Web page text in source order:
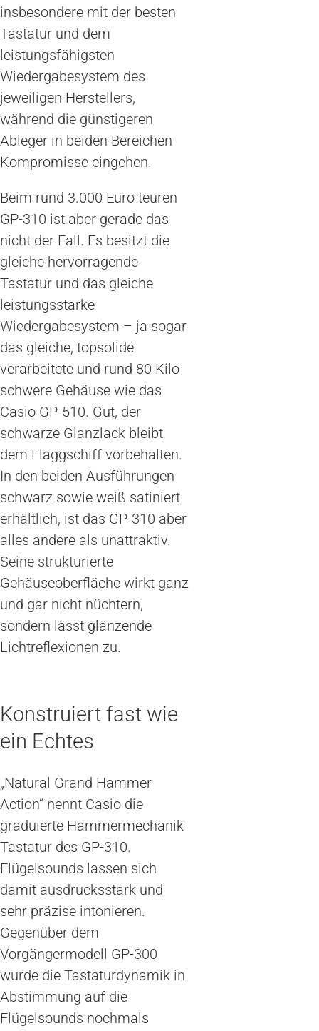
insbesondere mit der besten
Tastatur und dem
leistungsfähigsten
Wiedergabesystem des
jeweiligen Herstellers,
während die günstigeren
Ableger in beiden Bereichen
Kompromisse eingehen.
Beim rund 3.000 Euro teuren
GP-310 ist aber gerade das
nicht der Fall. Es besitzt die
gleiche hervorragende
Tastatur und das gleiche
leistungsstarke
Wiedergabesystem – ja sogar
das gleiche, topsolide
verarbeitete und rund 80 Kilo
schwere Gehäuse wie das
Casio GP-510. Gut, der
schwarze Glanzlack bleibt
dem Flaggschiff vorbehalten.
In den beiden Ausführungen
schwarz sowie weiß satiniert
erhältlich, ist das GP-310 aber
alles andere als unattraktiv.
Seine strukturierte
Gehäuseoberfläche wirkt ganz
und gar nicht nüchtern,
sondern lässt glänzende
Lichtreflexionen zu.
Konstruiert fast wie
ein Echtes
„Natural Grand Hammer
Action“ nennt Casio die
graduierte Hammermechanik-
Tastatur des GP-310.
Flügelsounds lassen sich
damit ausdrucksstark und
sehr präzise intonieren.
Gegenüber dem
Vorgängermodell GP-300
wurde die Tastaturdynamik in
Abstimmung auf die
Flügelsounds nochmals